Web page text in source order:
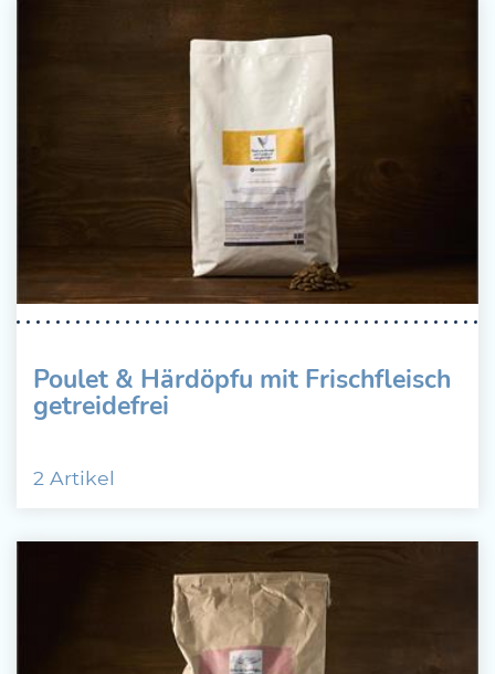
Poulet & Härdöpfu mit Frischfleisch
getreidefrei
2 Artikel